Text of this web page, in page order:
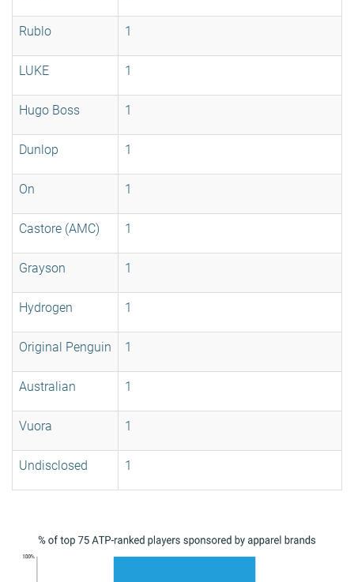
Rublo 1
LUKE 1
Hugo Boss 1
Dunlop 1
On 1
Castore (AMC) 1
Grayson 1
Hydrogen 1
Original Penguin 1
Australian 1
Vuora 1
Undisclosed 1